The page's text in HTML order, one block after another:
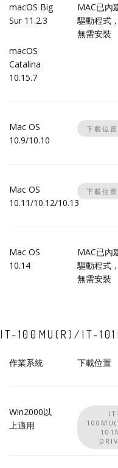
macOS Big
Sur 11.2.3
macOS
Catalina
10.15.7
MAC已內
驅動程式，
無需安裝
Mac OS
10.9/10.10
下載位置
Mac OS
10.11/10.12/10.13
下載位置
Mac OS
10.14
MAC已內
驅動程式，
無需安裝
IT-100MU(R)/IT-
作業系統 下載位置
Win2000以
上適用
IT-